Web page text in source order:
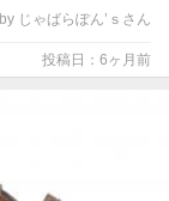
by じゃばらぽん’ｓさん
投稿日：6ヶ月前